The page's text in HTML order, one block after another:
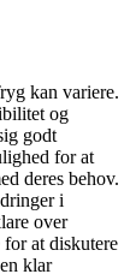
kan variere.
og
godt
for at
deres behov.
i
over
at diskutere
klar